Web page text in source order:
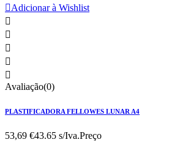
Adicionar à Wishlist





Avaliação(0)
PLASTIFICADORA FELLOWES LUNAR A4
53,69 €43.65 s/Iva.Preço